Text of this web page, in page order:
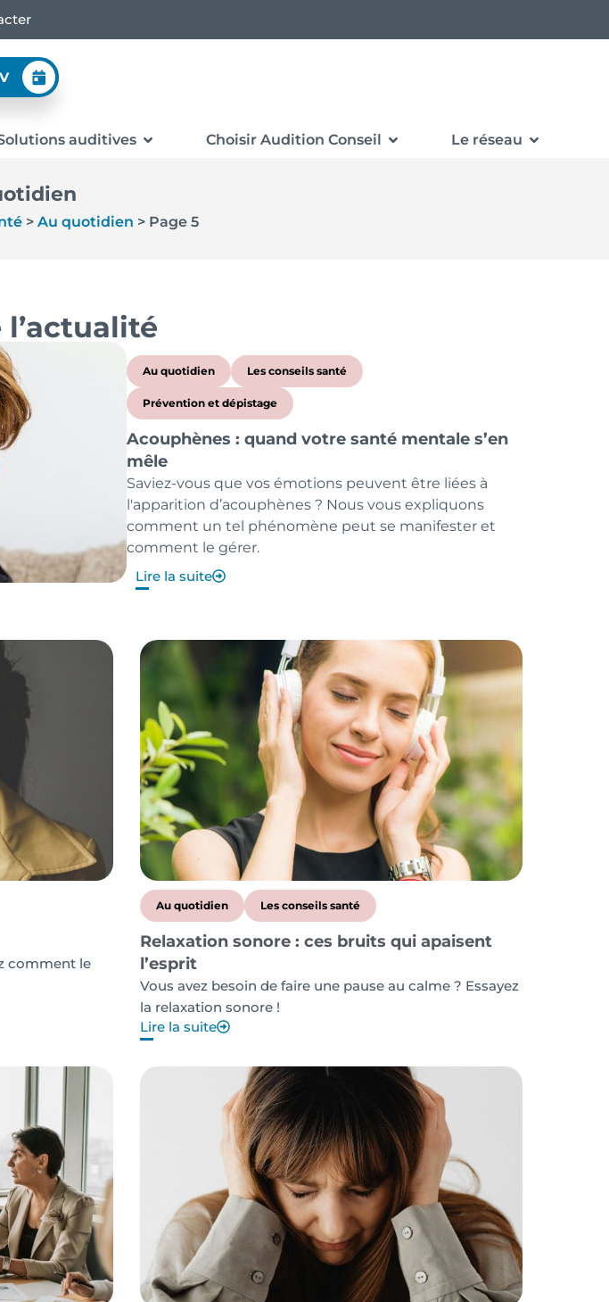
auditives Choisir Audition Conseil Le réseau
> Au quotidien > Page 5
Au quotidien Les conseils santé
Prévention et dépistage
Acouphènes : quand votre santé mentale s’en
mêle
Saviez-vous que vos émotions peuvent être liées à
l'apparition d’acouphènes ? Nous vous expliquons
comment un tel phénomène peut se manifester et
comment le gérer.
Lire la suite
comment le
Au quotidien Les conseils santé
Relaxation sonore : ces bruits qui apaisent
l’esprit
Vous avez besoin de faire une pause au calme ? Essayez
la relaxation sonore !
Lire la suite